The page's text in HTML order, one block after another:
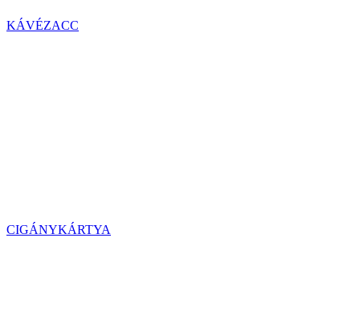
KÁVÉZACC
CIGÁNYKÁRTYA